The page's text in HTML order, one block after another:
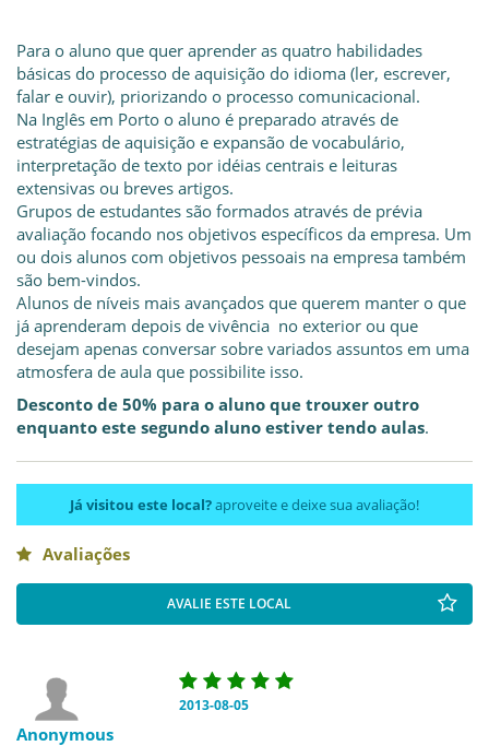
Para o aluno que quer aprender as quatro habilidades
básicas do processo de aquisição do idioma (ler, escrever,
falar e ouvir), priorizando o processo comunicacional.
Na Inglês em Porto o aluno é preparado através de
estratégias de aquisição e expansão de vocabulário,
interpretação de texto por idéias centrais e leituras
extensivas ou breves artigos.
Grupos de estudantes são formados através de prévia
avaliação focando nos objetivos específicos da empresa. Um
ou dois alunos com objetivos pessoais na empresa também
são bem-vindos.
Alunos de níveis mais avançados que querem manter o que
já aprenderam depois de vivência no exterior ou que
desejam apenas conversar sobre variados assuntos em uma
atmosfera de aula que possibilite isso.
Desconto de 50% para o aluno que trouxer outro
enquanto este segundo aluno estiver tendo aulas.
Já visitou este local?aproveite e deixe sua avaliação!
Avaliações
AVALIE ESTE LOCAL
Anonymous
2013-08-05